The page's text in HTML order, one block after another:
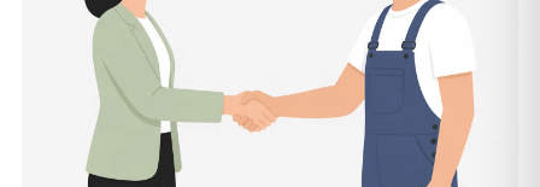
der Entrümpler, den Sie selbst auswählen.
Was kostet die Entrümpelung einer normalen
Wohnung in Zossen?
Für eine durchschnittliche Wohnung mit rund 65 m² liegen
die Kosten in Zossen bei etwa 1.840 €, das entspricht im
Schnitt rund 30,2 € je Quadratmeter. Zugänglichkeit
(Etage, Aufzug), Menge und Sperrmüllanteil verschieben